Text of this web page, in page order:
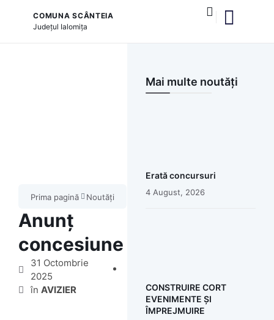
COMUNA SCÂNTEIA
Județul Ialomița
Prima pagină Noutăți
Anunț
concesiune
31 Octombrie
2025
în AVIZIER
Mai multe noutăți
Erată concursuri
4 August, 2026
CONSTRUIRE CORT
EVENIMENTE ȘI
ÎMPREJMUIRE